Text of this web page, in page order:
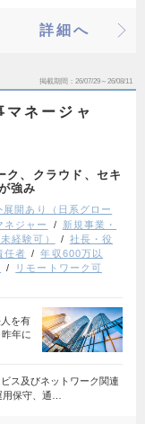
詳細へ
掲載期間 26/07/29～26/08/11
マネージャ
、クラウド、セキ
強み
展開あり（日系グロー
ネジャー
新規事業・
経験可）
社長・役
任者
年収600万以
リモートワーク可
を有
年に
ス及びネットワーク関連
保守、通…